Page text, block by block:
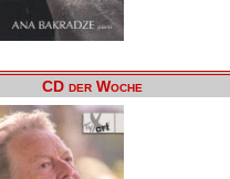
CD der Woche